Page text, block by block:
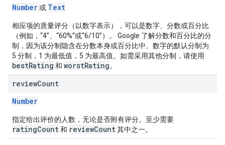
Number或 Text
相应项的质量评分（以数字表示），可以是数字、分数或百分比
（例如，“4”、“60%”或“6/10”）。 Google 了解分数和百分比的分
制，因为该分制隐含在分数本身或百分比中。数字的默认分制为
5 分制，1 为最低值，5 为最高值。如需采用其他分制，请使用
bestRating 和 worstRating。
reviewCount
Number
指定给出评价的人数，无论是否附有评分。至少需要
ratingCount和 reviewCount其中之一。